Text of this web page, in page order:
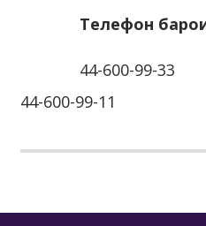
Телефон
44-600-99-33
44-600-99-11